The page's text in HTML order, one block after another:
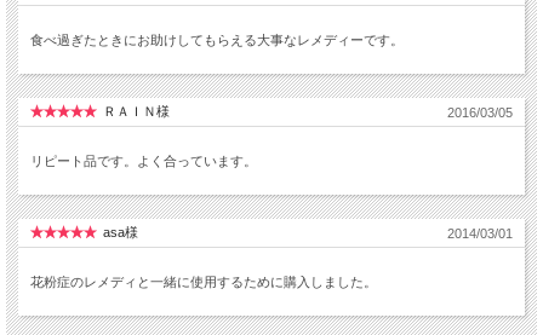
食べ過ぎたときにお助けしてもらえる大事なレメディーです。
ＲＡＩＮ様 2016/03/05
リピート品です。よく合っています。
asa様 2014/03/01
花粉症のレメディと一緒に使用するために購入しました。